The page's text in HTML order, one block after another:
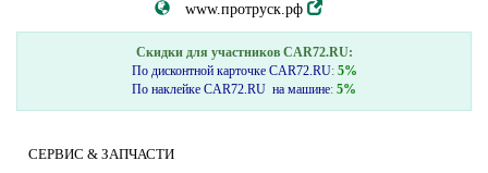
www.протруск.рф
Скидки для участников CAR72.RU:
По дисконтной карточке CAR72.RU: 5%
По наклейке CAR72.RU на машине: 5%
СЕРВИС & ЗАПЧАСТИ